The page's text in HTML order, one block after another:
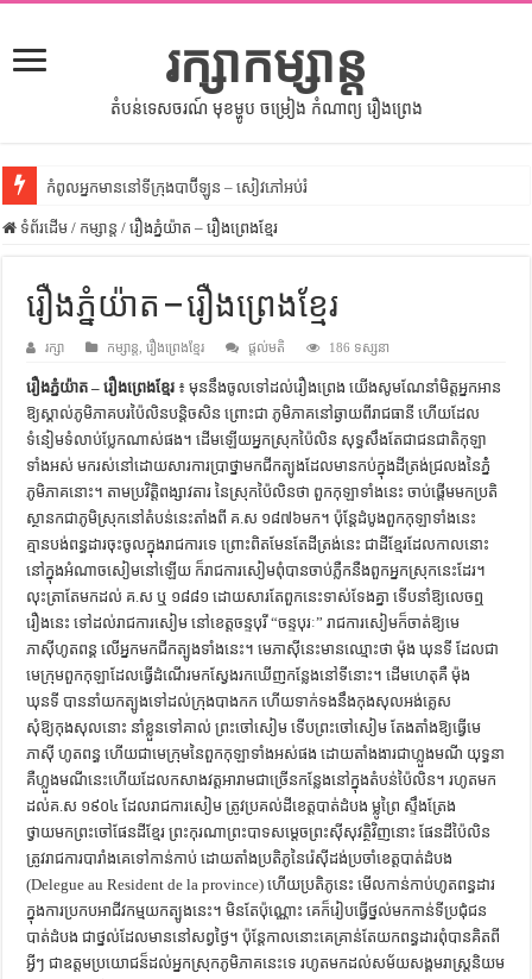
រក្សាកម្សាន្ត
តំបន់ទេសចរណ៍ មុខម្ហូប ចម្រៀង កំណាព្យ រឿងព្រេង
កំពូលអ្នកមាននៅទីក្រុងបាប៊ីឡូន – សៀវភៅអប់រំ
សីលធម៌នៅក្នុងសង្គមខ្មែរ – សៀវភៅចំណេះដឹងទូទៅ
ទំលៀមទម្លាប់ប្រពៃណីជនជាតិចិន – សៀវភៅចំណេះដឹងទូទៅ
ដើមកំណើតអង្គរ – សៀវភៅចំណេះដឹងទូទៅ
ដើមកំណើតជនជាតិខ្មែរ – អត្ថបទស្រាវជ្រាវ
ទំនាក់ទំនងកម្ពុជានិងចិន – សៀវភៅចំណេះដឹងទូទៅ
ព្រះបាទធម្មិក – សៀវភៅចំណេះដឹងទូទៅ
រដ្ឋបាល និង រដ្ឋបាលវិមជ្ឈការ – អត្ថបទស្រាវជ្រាវ
ការស្វែងយល់អំពី ល្ខោនខោល – សៀវភៅចំណេះដឹងទូទៅ
ទំព័រដើម / កម្សាន្ត / រឿងភ្នំយ៉ាត – រឿងព្រេងខ្មែរ
រឿងភ្នំយ៉ាត – រឿងព្រេងខ្មែរ
រក្សា កម្សាន្ត ,រឿងព្រេងខ្មែរ ផ្តល់មតិ 186 ទស្សនា
រឿងភ្នំយ៉ាត – រឿងព្រេងខ្មែរ ៖ មុននឹងចូលទៅដល់រឿងព្រេង យើងសូមណែនាំមិត្ដអ្នកអាន
ឱ្យស្គាល់ភូមិភាគបរប៉ៃលិនបន្ដិចសិន ព្រោះជា ភូមិភាគនៅឆ្ងាយពីរាជធានី ហើយដែល
ទំនៀមទំលាប់ប្លែកណាស់ផង។ ដើមឡើយអ្នកស្រុកប៉ៃលិន សុទ្ធសឹងតែជាជនជាតិកុឡា
ទាំងអស់ មករស់នៅដោយសារការប្រាថ្នាមកជីកត្បូងដែលមានកប់ក្នុងដីត្រង់ជ្រលងនៃភ្នំំ
ភូមិភាគនោះ។ តាមប្រវិត្ដិពង្សាវតារ នៃស្រុកប៉ៃលិនថា ពួកកុឡាទាំងនេះ ចាប់ផ្ដើមមកប្រតិ
ស្ថានកជាភូមិស្រុកនៅតំបន់នេះតាំងពី គ.ស ១៨៧៦មក។ ប៉ុន្ដែដំបូងពួកកុឡាទាំងនេះ
គ្មានបង់ពន្ធដារចុះចូលក្នុងរាជការទេ ព្រោះពិតមែនតែដីត្រង់នេះ ជាដីខ្មែរដែលកាលនោះ
នៅក្នុងអំណាចសៀមនៅឡើយ ក៏រាជការសៀមពុំបានចាប់ភ្លឺកនឺងពួកអ្នកស្រុកនេះដែរ។
លុះត្រាតែមកដល់ គ.ស ឬ ១៨៨១ ដោយសារតែពួកនេះទាស់ទែងគ្នា ទើបនាំឱ្យលេចឮ
រឿងនេះ ទៅដល់រាជការសៀម នៅខេត្ដចន្ទបុរី “ចន្ទបុរៈ” រាជការសៀមក៏ចាត់ឱ្យមេ
ភាស៊ីហូតពន្គ លើអ្នកមកជីកត្បូងទាំងនេះ។ មេភាស៊ីនេះមានឈ្មោះថា ម៉ុង ឃុនទី ដែលជា
មេក្រុមពួកកុឡាដែលធ្វើដំណើរមកស្វែងរកឃើញកន្លែងនៅទីនោះ។ ដើមហេតុគឺ ម៉ុង
ឃុនទី បាននាំយកត្បូងទៅដល់ក្រុងបាងកក ហើយទាក់ទងនឹងកុងសុលអង់គ្លេស
សុំឱ្យកុងសុលនោះ នាំខ្លួនទៅគាល់ ព្រះចៅសៀម ទើបព្រះចៅសៀម តែងតាំងឱ្យធ្វើមេ
ភាស៊ី ហូតពន្ធ ហើយជាមេក្រុមនៃពួកកុឡាទាំងអស់ផង ដោយតាំងងារជាហ្លួងមណី យុទ្ធនា
គឺហ្លួងមណីនេះហើយដែលកសាងវត្ដអារាមជាច្រើនកន្លែងនៅក្នុងតំបន់ប៉ៃលិន។ រហូតមក
ដល់គ.ស ១៩០៤ ដែលរាជការសៀម ត្រូវប្រគល់ដីខេត្ដបាត់ដំបង ម្លូព្រៃ ស្ទឹងត្រែង
ថ្វាយមកព្រះចៅផែនដីខ្មែរ ព្រះកុរណាព្រះបាទសមេ្ដចព្រះស៊ីសុវត្ថិវិញនោះ ផែនដីប៉ៃលិន
ត្រូវរាជការបារាំងគេទៅកាន់កាប់ ដោយតាំងប្រតិភូនៃរ៉េស៊ីដង់ប្រចាំខេត្ដបាត់ដំបង
(Delegue au Resident de la province) ហើយប្រតិភូនេះ មើលកាន់កាប់ហូតពន្ធដារ
ក្នុងការប្រកបអាជីវកម្មយកត្បូងនេះ។ មិនតែប៉ុណ្ណោះ គេក៏រៀបធ្វើថ្នល់មកកាន់ទីប្រជុំជន
បាត់ដំបង ជាថ្នល់ដែលមាននៅសព្វថ្ងៃ។ ប៉ុនែ្ដកាលនោះគេគ្រាន់តែយកពន្ធដារពុំបានគិតពី
អ្វីៗ ជាឧត្ដមប្រយោជន៏ដល់អ្នកស្រុកភូមិភាគនេះទេ រហូតមកដល់សម័យសង្គមរាស្រ្ដនិយម